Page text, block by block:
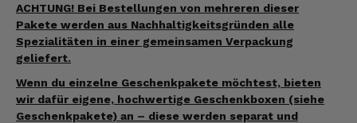
ACHTUNG! Bei Bestellungen von mehreren dieser
Pakete werden aus Nachhaltigkeitsgründen alle
Spezialitäten in einer gemeinsamen Verpackung
geliefert.
Wenn du einzelne Geschenkpakete möchtest, bieten
wir dafür eigene, hochwertige Geschenkboxen (siehe
Geschenkpakete) an – diese werden separat und